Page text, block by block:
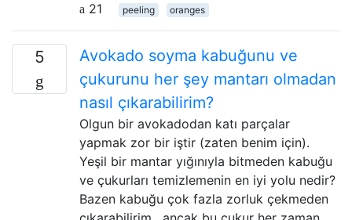
21
peeling oranges
5
Avokado soyma kabuğunu ve
çukurunu her şey mantarı olmadan
nasıl çıkarabilirim?
Olgun bir avokadodan katı parçalar
yapmak zor bir iştir (zaten benim için).
Yeşil bir mantar yığınıyla bitmeden kabuğu
ve çukurları temizlemenin en iyi yolu nedir?
Bazen kabuğu çok fazla zorluk çekmeden